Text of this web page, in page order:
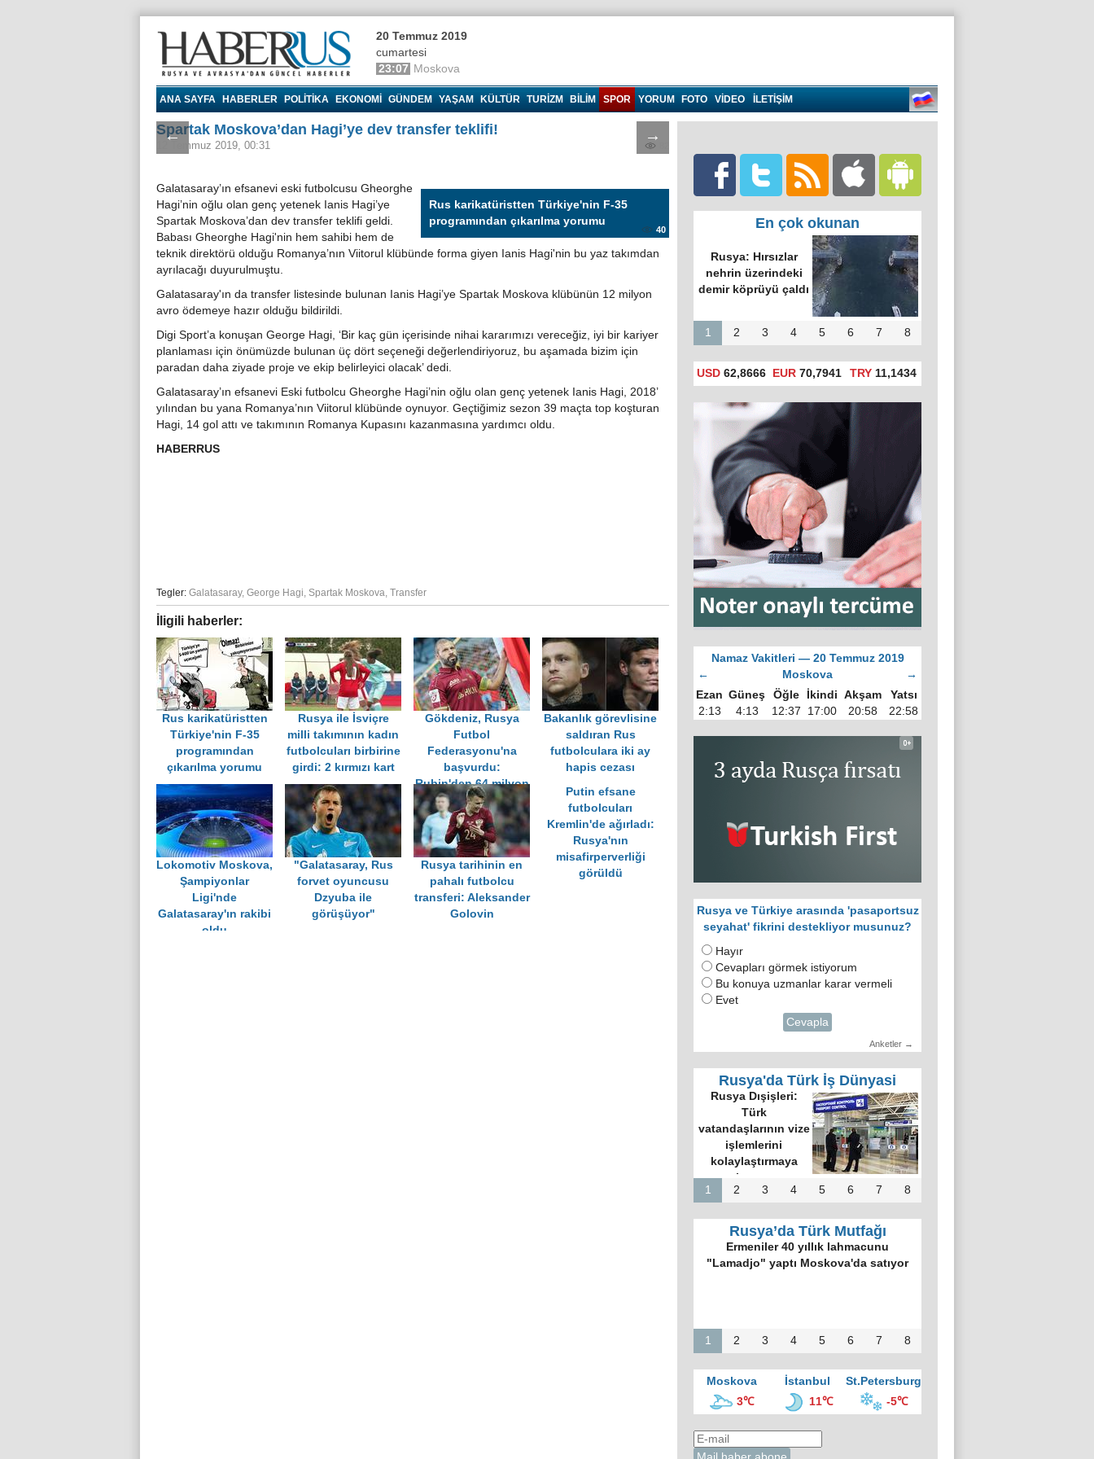
Haberrus.com
20 Temmuz 2019
cumartesi
23:07 Moskova
ANA SAYFA HABERLER POLITIKA EKONOMI GÜNDEM YAŞAM KÜLTÜR TURIZM BILIM SPOR YORUM FOTO VIDEO İLETİŞİM
← →
Spartak Moskova’dan Hagi’ye dev transfer teklifi!
12 Temmuz 2019, 00:31
Rus karikatüristten Türkiye'nin F-35
programından çıkarılma yorumu
40
Galatasaray’ın efsanevi eski futbolcusu Gheorghe
Hagi’nin oğlu olan genç yetenek Ianis Hagi’ye
Spartak Moskova’dan dev transfer teklifi geldi.
Babası Gheorghe Hagi'nin hem sahibi hem de
teknik direktörü olduğu Romanya’nın Viitorul klübünde forma giyen Ianis Hagi'nin bu yaz takımdan
ayrılacağı duyurulmuştu.
Galatasaray'ın da transfer listesinde bulunan Ianis Hagi’ye Spartak Moskova klübünün 12 milyon
avro ödemeye hazır olduğu bildirildi.
Digi Sport’a konuşan George Hagi, ‘Bir kaç gün içerisinde nihai kararımızı vereceğiz, iyi bir kariyer
planlaması için önümüzde bulunan üç dört seçeneği değerlendiriyoruz, bu aşamada bizim için
paradan daha ziyade proje ve ekip belirleyici olacak’ dedi.
Galatasaray’ın efsanevi Eski futbolcu Gheorghe Hagi’nin oğlu olan genç yetenek Ianis Hagi, 2018’
yılından bu yana Romanya’nın Viitorul klübünde oynuyor. Geçtiğimiz sezon 39 maçta top koşturan
Hagi, 14 gol attı ve takımının Romanya Kupasını kazanmasına yardımcı oldu.
HABERRUS
Tegler: Galatasaray, George Hagi, Spartak Moskova, Transfer
İligili haberler:
Rus karikatüristten
Türkiye'nin F-35
programından
çıkarılma yorumu
Rusya ile İsviçre
milli takımının kadın
futbolcuları birbirine
girdi: 2 kırmızı kart
Gökdeniz, Rusya
Futbol
Federasyonu'na
başvurdu:
Rubin'den 64 milyon
ruble istiyor
Bakanlık görevlisine
saldıran Rus
futbolculara iki ay
hapis cezası
Lokomotiv Moskova,
Şampiyonlar
Ligi'nde
Galatasaray'ın rakibi
oldu
"Galatasaray, Rus
forvet oyuncusu
Dzyuba ile
görüşüyor"
Rusya tarihinin en
pahalı futbolcu
transferi: Aleksander
Golovin
Putin efsane
futbolcuları
Kremlin'de ağırladı:
Rusya'nın
misafirperverliği
görüldü
En çok okunan
Rusya: Hırsızlar
nehrin üzerindeki
demir köprüyü çaldı
1 2 3 4 5 6 7 8
USD 62,8666 EUR 70,7941 TRY 11,1434
Namaz Vakitleri — 20 Temmuz 2019
←
Moskova
→
Ezan Güneş Öğle İkindi Akşam
Yatsı
2:13
4:13 12:37 17:00 20:58 22:58
Rusya ve Türkiye arasında 'pasaportsuz
seyahat' fikrini destekliyor musunuz?
Hayır
Cevapları görmek istiyorum
Bu konuya uzmanlar karar vermeli
Evet
Cevapla
Anketler →
Rusya'da Türk İş Dünyasi
Rusya Dışişleri:
Türk
vatandaşlarının vize
işlemlerini
kolaylaştırmaya
hazırız
1
2 3 4 5 6 7 8
Rusya’da Türk Mutfağı
Ermeniler 40 yıllık lahmacunu
"Lamadjo" yaptı Moskova'da satıyor
1 2 3 4 5 6 7 8
Moskova İstanbul
St.Petersburg
3℃
11℃ -5℃